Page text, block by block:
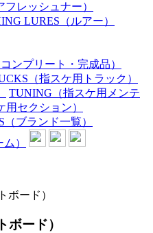
フレッシュナー）
LURES （ルアー）
コンプリート・完成品）
（指スケ用トラック）
TUNING （指スケ用メンテ
用セクション）
（ブランド一覧）
ム）
ボード）
ード）